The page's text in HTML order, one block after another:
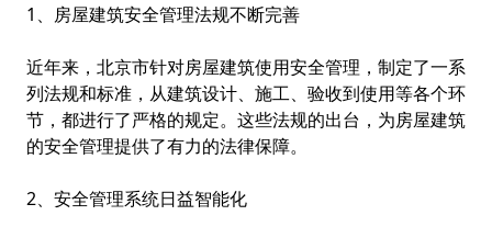
1、房屋建筑安全管理法规不断完善
近年来，北京市针对房屋建筑使用安全管理，制定了一系
列法规和标准，从建筑设计、施工、验收到使用等各个环
节，都进行了严格的规定。这些法规的出台，为房屋建筑
的安全管理提供了有力的法律保障。
2、安全管理系统日益智能化